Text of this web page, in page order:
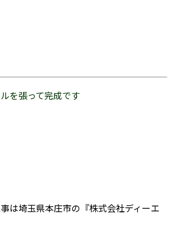
を張って完成です
は埼玉県本庄市の『株式会社ディーエ